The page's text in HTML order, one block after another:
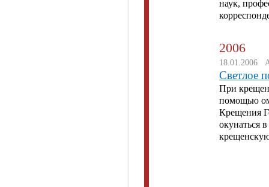
наук,
2006
18.01.2006
Светлое
При
помощью
Крещения
окунаться